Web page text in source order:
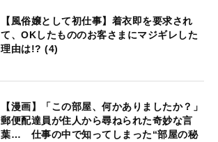
【風俗嬢として初仕事】着衣即を要求され
て、OKしたもののお客さまにマジギレした
理由は!? (4)
【漫画】「この部屋、何かありましたか？」
郵便配達員が住人から尋ねられた奇妙な言
葉… 仕事の中で知ってしまった“部屋の秘